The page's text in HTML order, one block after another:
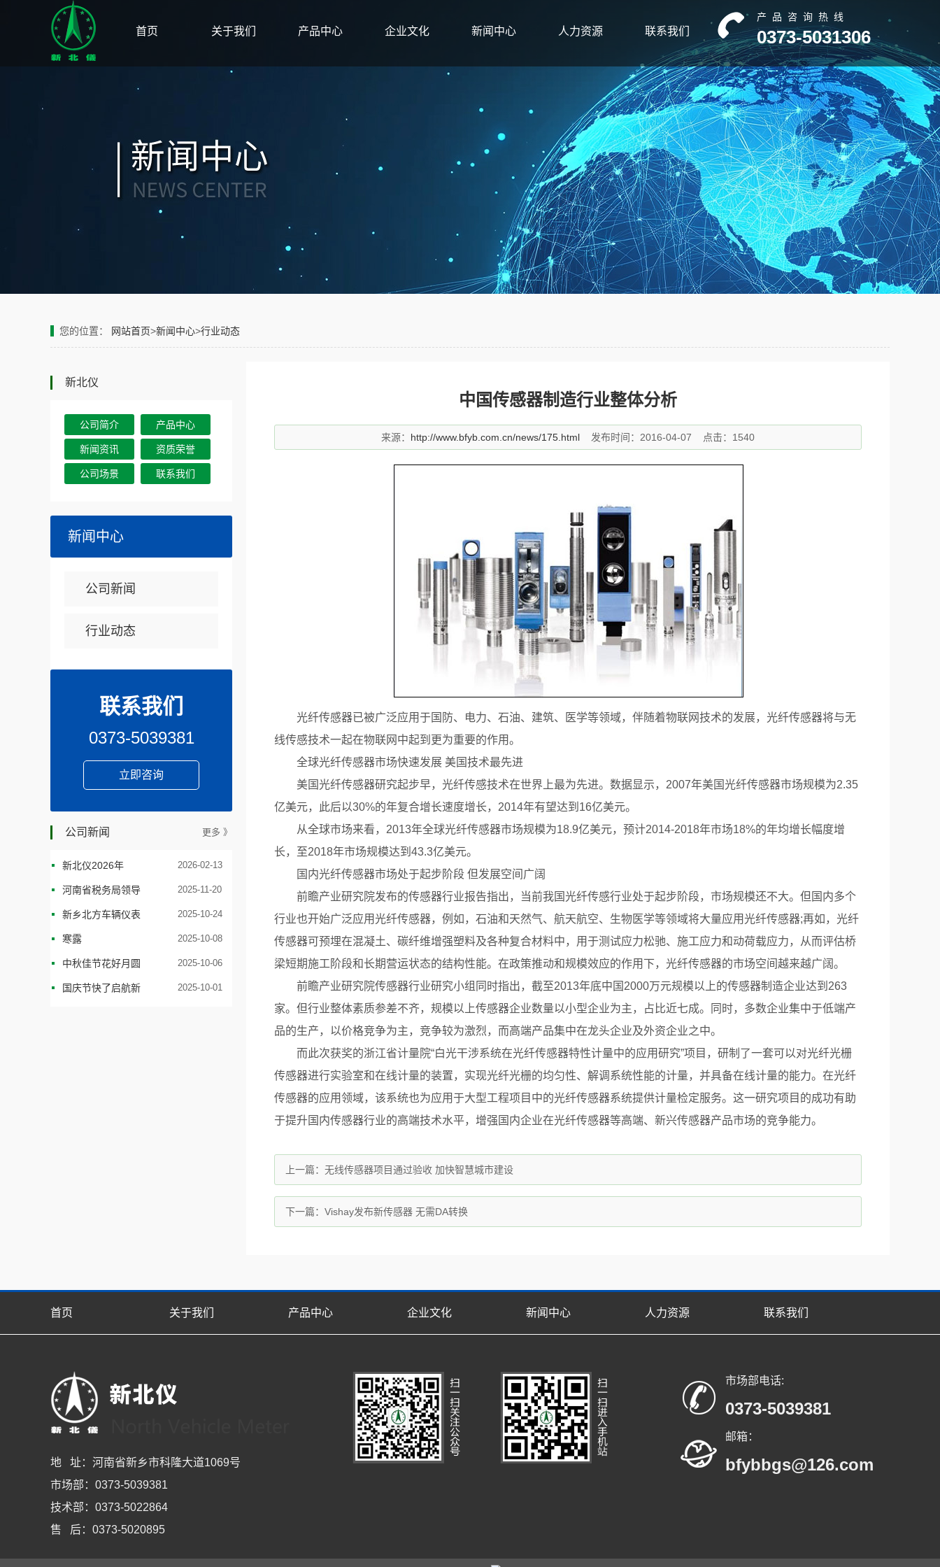
首页 关于我们 产品中心 企业文化 新闻中心 人力资源 联系我们
产品咨询热线
0373-5031306
您的位置： 网站首页>新闻中心>行业动态
中国传感器制造行业整体分析
来源： http://www.bfyb.com.cn/news/175.html 发布时间：2016-04-07 点击：1540
光纤传感器已被广泛应用于国防、电力、石油、建筑、医学等领域，伴随着物联网技术的发展，光纤传感器将与无
线传感技术一起在物联网中起到更为重要的作用。
全球光纤传感器市场快速发展 美国技术最先进
美国光纤传感器研究起步早，光纤传感技术在世界上最为先进。数据显示，2007年美国光纤传感器市场规模为2.35
亿美元，此后以30%的年复合增长速度增长，2014年有望达到16亿美元。
从全球市场来看，2013年全球光纤传感器市场规模为18.9亿美元，预计2014-2018年市场18%的年均增长幅度增
长，至2018年市场规模达到43.3亿美元。
国内光纤传感器市场处于起步阶段 但发展空间广阔
前瞻产业研究院发布的传感器行业报告指出，当前我国光纤传感行业处于起步阶段，市场规模还不大。但国内多个
行业也开始广泛应用光纤传感器，例如，石油和天然气、航天航空、生物医学等领域将大量应用光纤传感器;再如，光纤
传感器可预埋在混凝土、碳纤维增强塑料及各种复合材料中，用于测试应力松驰、施工应力和动荷载应力，从而评估桥
梁短期施工阶段和长期营运状态的结构性能。在政策推动和规模效应的作用下，光纤传感器的市场空间越来越广阔。
前瞻产业研究院传感器行业研究小组同时指出，截至2013年底中国2000万元规模以上的传感器制造企业达到263
家。但行业整体素质参差不齐，规模以上传感器企业数量以小型企业为主，占比近七成。同时，多数企业集中于低端产
品的生产，以价格竞争为主，竞争较为激烈，而高端产品集中在龙头企业及外资企业之中。
而此次获奖的浙江省计量院“白光干涉系统在光纤传感器特性计量中的应用研究”项目，研制了一套可以对光纤光栅
传感器进行实验室和在线计量的装置，实现光纤光栅的均匀性、解调系统性能的计量，并具备在线计量的能力。在光纤
传感器的应用领域，该系统也为应用于大型工程项目中的光纤传感器系统提供计量检定服务。这一研究项目的成功有助
于提升国内传感器行业的高端技术水平，增强国内企业在光纤传感器等高端、新兴传感器产品市场的竞争能力。
上一篇： 无线传感器项目通过验收 加快智慧城市建设
下一篇： Vishay发布新传感器 无需DA转换
新北仪
公司简介 产品中心
新闻资讯 资质荣誉
公司场景 联系我们
新闻中心
公司新闻
行业动态
联系我们
0373-5039381
立即咨询
公司新闻 更多 》
新北仪2026年 2026-02-13
河南省税务局领导 2025-11-20
新乡北方车辆仪表 2025-10-24
寒露 2025-10-08
中秋佳节花好月圆 2025-10-06
国庆节快了启航新 2025-10-01
首页 关于我们 产品中心 企业文化 新闻中心 人力资源 联系我们
地 址：河南省新乡市科隆大道1069号
市场部：0373-5039381
技术部：0373-5022864
售 后：0373-5020895
市场部电话:
0373-5039381
邮箱：
bfybbgs@126.com